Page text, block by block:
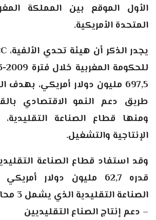
الأول الموقع بين المملكة
المتحدة الأمريكية.
697,5 مليون دولار أمريكي،
طريق دعم النمو الاقتصادي
ومنها قطاع الصناعة
الإنتاجية والتشغيل.
وقد استفاد قطاع الصناعة
قدره 62,7 مليون دولار
الصناعة التقليدية الذي يشمل 3 محاور أساسية :
– دعم إنتاج الصناع التقليديين